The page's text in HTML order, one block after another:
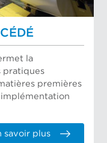
la
pratiques
premières
savoir plus